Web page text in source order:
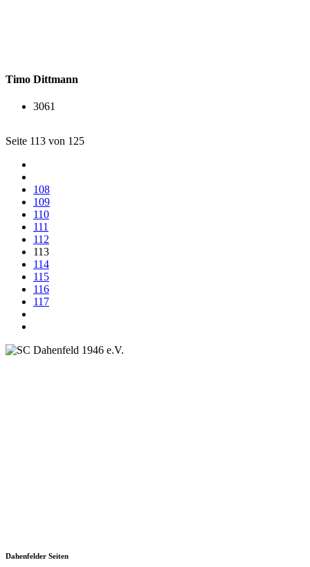
Timo Dittmann
3061
Seite 113 von 125
108
109
110
111
112
113
114
115
116
117
Dahenfelder Seiten